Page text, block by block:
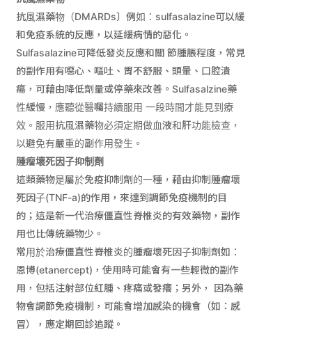
抗風濕藥物（DMARDs〕例如： sulfasalazine可以緩
和免疫系統的反應，以延緩病情的惡化。
Sulfasalazine可降低發炎反應和關 節腫脹程度，常見
的副作用有噁心、嘔吐、胃不舒服、頭暈、口腔潰
瘍，可藉由降低劑量或停藥來改善。 Sulfasalzine藥
性緩慢，應聽從醫囑持續服用 一段時間才能見到療
效。服用抗風濕藥物必須定期做血液和肝功能檢查，
以避免有嚴重的副作用發生。
腫瘤壞死因子抑制劑
這類藥物是屬於免疫抑制劑的一種，藉由抑制腫瘤壞
死因子(TNF-a)的作用，來達到調節免疫機制的目
的；這是新一代治療僵直性脊椎炎的有效藥物，副作
用也比傳統藥物少。
常用於治療僵直性脊椎炎的腫瘤壞死因子抑制劑如：
恩博(etanercept) ，使用時可能會有一些輕微的副作
用，包括注射部位紅腫、疼痛或發癢；另外， 因為藥
物會調節免疫機制，可能會增加感染的機會（如：感
冒），應定期回診追蹤。